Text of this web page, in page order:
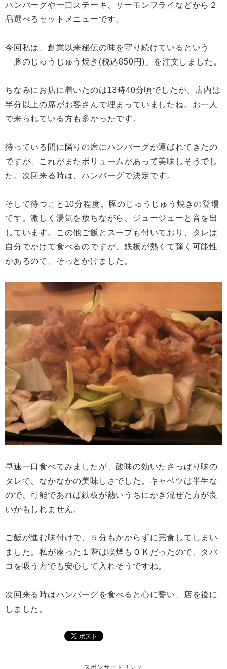
ハンバーグや一口ステーキ、サーモンフライなどから２
品選べるセットメニューです。
今回私は、創業以来秘伝の味を守り続けているという
「豚のじゅうじゅう焼き(税込850円)」を注文しました。
ちなみにお店に着いたのは13時40分頃でしたが、店内は
半分以上の席がお客さんで埋まっていましたね。お一人
で来られている方も多かったです。
待っている間に隣りの席にハンバーグが運ばれてきたの
ですが、これがまたボリュームがあって美味しそうでし
た。次回来る時は、ハンバーグで決定です。
そして待つこと10分程度。豚のじゅうじゅう焼きの登場
です。激しく湯気を放ちながら、ジュージューと音を出
しています。この他ご飯とスープも付いており、タレは
自分でかけて食べるのですが、鉄板が熱くて弾く可能性
があるので、そっとかけました。
早速一口食べてみましたが、酸味の効いたさっぱり味の
タレで、なかなかの美味しさでした。キャベツは半生な
ので、可能であれば鉄板が熱いうちにかき混ぜた方が良
いかもしれません。
ご飯が進む味付けで、５分もかからずに完食してしまい
ました。私が座った１階は喫煙もＯＫだったので、タバ
コを吸う方でも安心して入れそうですね。
次回来る時はハンバーグを食べると心に誓い、店を後に
しました。
スポンサードリンク